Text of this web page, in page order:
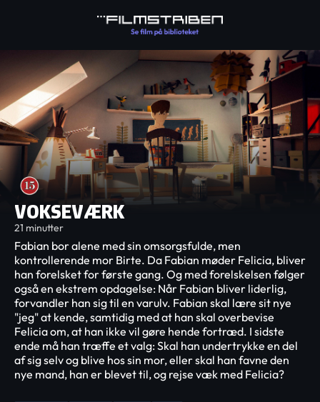
VOKSEVÆRK
21 minutter
Fabian bor alene med sin omsorgsfulde, men
kontrollerende mor Birte. Da Fabian møder Felicia, bliver
han forelsket for første gang. Og med forelskelsen følger
også en ekstrem opdagelse: Når Fabian bliver liderlig,
forvandler han sig til en varulv. Fabian skal lære sit nye
"jeg" at kende, samtidig med at han skal overbevise
Felicia om, at han ikke vil gøre hende fortræd. I sidste
ende må han træffe et valg: Skal han undertrykke en del
af sig selv og blive hos sin mor, eller skal han favne den
nye mand, han er blevet til, og rejse væk med Felicia?